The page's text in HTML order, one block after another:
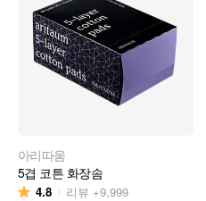
아리따움
5겹 코튼 화장솜
4.8 리뷰 +9,999